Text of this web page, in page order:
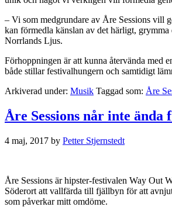
– Vi som medgrundare av Åre Sessions vill
kan förmedla känslan av det härligt,
Norrlands Ljus.
Förhoppningen är att kunna återvända med
både stillar festivalhungern och samtidigt
Arkiverad under: Musik Taggad som: Åre
Åre Sessions når inte ända
4 maj, 2017 by Petter Stjernstedt
Åre Sessions är hipster-festivalen Way Out
Söderort att vallfärda till fjällbyn för att
som påverkar mitt omdöme.